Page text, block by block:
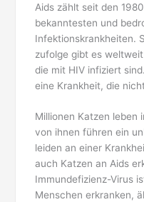
Aids zählt seit den
bekanntesten und
Infektionskrankheiten.
zufolge gibt es
die mit HIV infiziert
eine Krankheit, die
Millionen Katzen leben
von ihnen führen ein
leiden an einer
auch Katzen an Aids
Immundefizienz-Virus
Menschen erkranken,